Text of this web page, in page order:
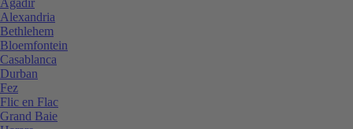
Alexandria
Bethlehem
Bloemfontein
Casablanca
Durban
Fez
Flic en Flac
Grand Baie